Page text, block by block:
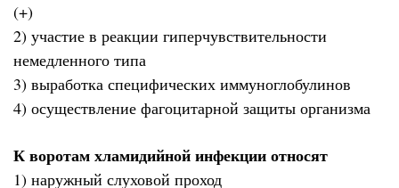
(+)
2) участие в реакции гиперчувствительности
немедленного типа
3) выработка специфических иммуноглобулинов
4) осуществление фагоцитарной защиты организма
К воротам хламидийной инфекции относят
1) наружный слуховой проход